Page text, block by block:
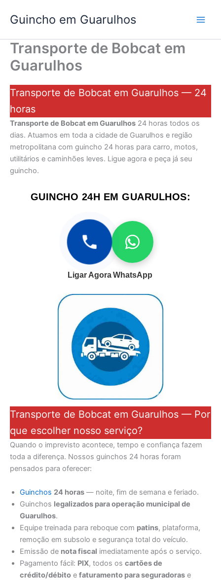
para
conteúdo
Guincho em Guarulhos
Transporte de Bobcat em
Guarulhos
Transporte de Bobcat em Guarulhos — 24
horas
Transporte de Bobcat em Guarulhos 24 horas todos os
dias. Atuamos em toda a cidade de Guarulhos e região
metropolitana com guincho 24 horas para carro, motos,
utilitários e caminhões leves. Ligue agora e peça já seu
guincho.
GUINCHO 24H EM GUARULHOS:
Ligar AgoraWhatsApp
Transporte de Bobcat em Guarulhos — Por
que escolher nosso serviço?
Quando o imprevisto acontece, tempo e confiança fazem
toda a diferença. Nossos guinchos 24 horas foram
pensados para oferecer:
Guinchos 24 horas — noite, fim de semana e feriado.
Guinchos legalizados para operação municipal de
Guarulhos.
Equipe treinada para reboque com patins, plataforma,
remoção em subsolo e segurança total do veículo.
Emissão de nota fiscal imediatamente após o serviço.
Pagamento fácil: PIX, todos os cartões de
crédito/débito e faturamento para seguradoras e